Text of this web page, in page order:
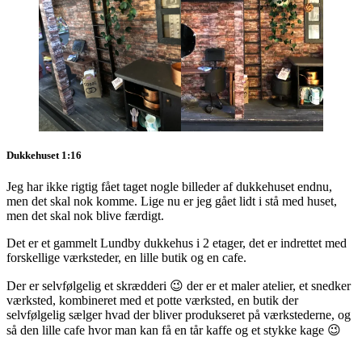
Dukkehuset 1:16
Jeg har ikke rigtig fået taget nogle billeder af dukkehuset endnu,
men det skal nok komme. Lige nu er jeg gået lidt i stå med huset,
men det skal nok blive færdigt.
Det er et gammelt Lundby dukkehus i 2 etager, det er indrettet med
forskellige værksteder, en lille butik og en cafe.
Der er selvfølgelig et skrædderi 😉 der er et maler atelier, et snedker
værksted, kombineret med et potte værksted, en butik der
selvfølgelig sælger hvad der bliver produkseret på værkstederne, og
så den lille cafe hvor man kan få en tår kaffe og et stykke kage 😉